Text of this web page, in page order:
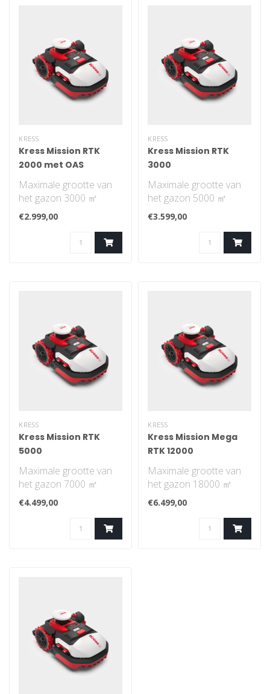
KRESS
Kress Mission RTK
2000 met OAS
Maximale grootte van
het gazon 3000 ㎡
Navigatiepatroon is
systematisch. Je hoe..
€2.999,00
KRESS
Kress Mission RTK
3000
Maximale grootte van
het gazon 5000 ㎡
Navigatiepatroon is
systematisch. Je hoe..
€3.599,00
KRESS
Kress Mission RTK
5000
Maximale grootte van
het gazon 7000 ㎡
Navigatiepatroon is
systematisch. Je hoe..
€4.499,00
KRESS
Kress Mission Mega
RTK 12000
Maximale grootte van
het gazon 18000 ㎡
Navigatiepatroon is
systematisch. Je ho..
€6.499,00